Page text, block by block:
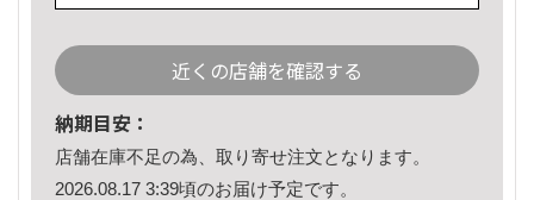
近くの店舗を確認する
納期目安：
店舗在庫不足の為、取り寄せ注文となります。
2026.08.17 3:39頃のお届け予定です。